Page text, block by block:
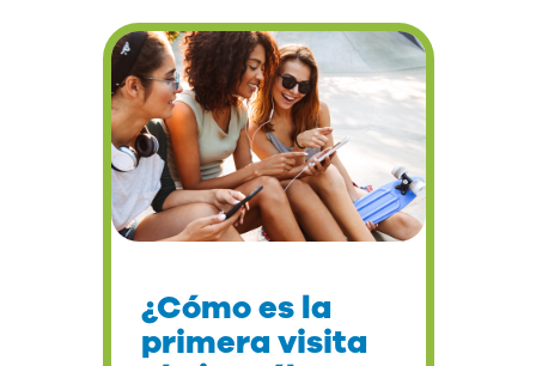
¿Cómo es la
primera visita